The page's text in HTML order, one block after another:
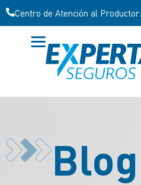
Centro de Atención al Productor:
Blog